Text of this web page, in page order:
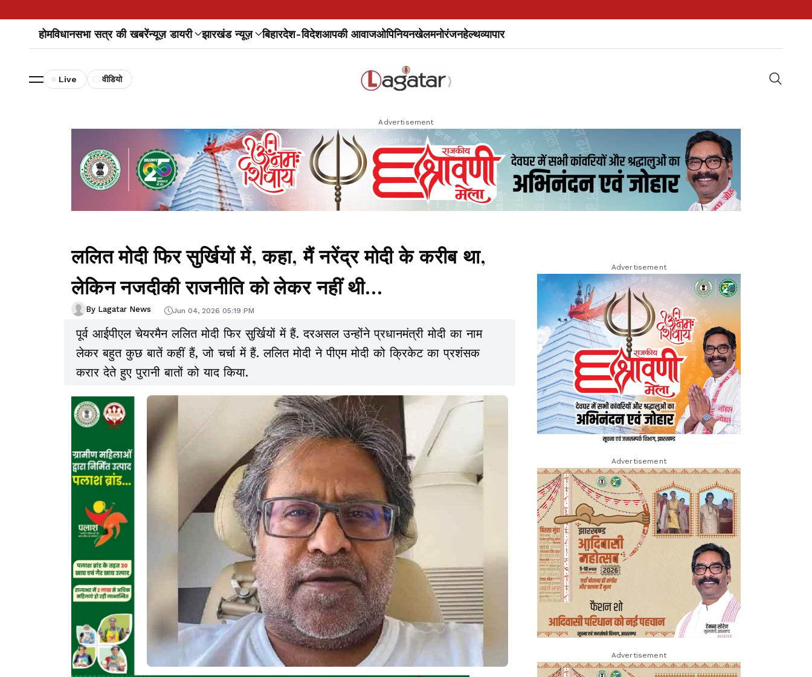
होमविधानसभा सत्र की खबरेंन्यूज़ डायरी झारखंड न्यूज़ बिहारदेश-विदेशआपकी आवाजओपिनियनखेलमनोरंजनहेल्थव्यापार
Live वीडियो
Advertisement
ललित मोदी फिर सुर्खियों में, कहा, मैं नरेंद्र मोदी के करीब था,
लेकिन नजदीकी राजनीति को लेकर नहीं थी...
By Lagatar News Jun 04, 2026 05:19 PM
पूर्व आईपीएल चेयरमैन ललित मोदी फिर सुर्खियों में हैं. दरअसल उन्होंने प्रधानमंत्री मोदी का नाम
लेकर बहुत कुछ बातें कहीं हैं, जो चर्चा में हैं. ललित मोदी ने पीएम मोदी को क्रिकेट का प्रशंसक
करार देते हुए पुरानी बातों को याद किया.
Advertisement
Advertisement
Advertisement